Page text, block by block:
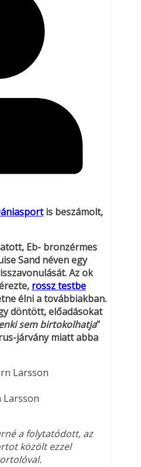
is beszámolt,
Eb- bronzérmes
Sand néven egy
Az ok
rossz testbe
élni a továbbiakban.
döntött, előadásokat
sem birtokolhatja”
járvány miatt abba
Larsson
a folytatódott, az
közölt ezzel